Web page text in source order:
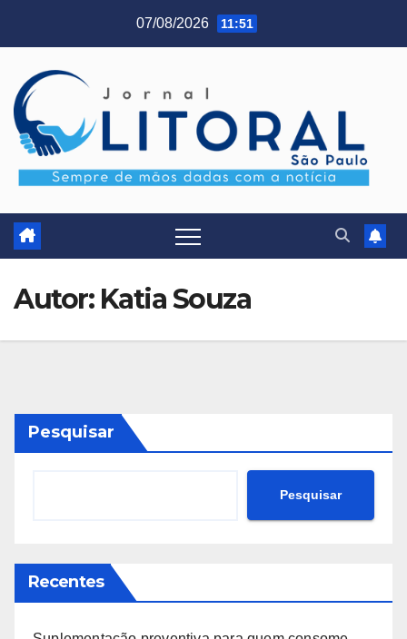
07/08/2026 11:51
Autor: Katia Souza
Pesquisar
Pesquisar
Recentes